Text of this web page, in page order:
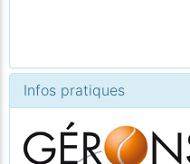
Infos pratiques